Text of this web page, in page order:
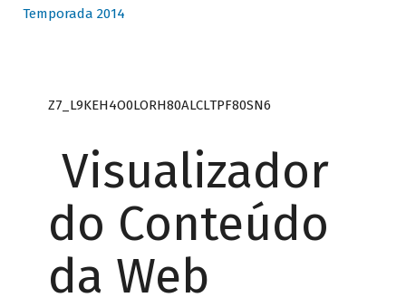
Temporada 2014
Z7_L9KEH4O0LORH80ALCLTPF80SN6
Visualizador
do Conteúdo
da Web